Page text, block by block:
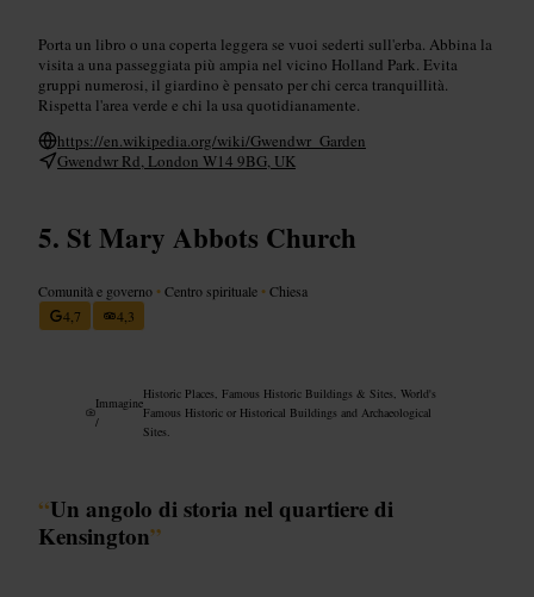
Porta un libro o una coperta leggera se vuoi sederti sull'erba. Abbina la
visita a una passeggiata più ampia nel vicino Holland Park. Evita
gruppi numerosi, il giardino è pensato per chi cerca tranquillità.
Rispetta l'area verde e chi la usa quotidianamente.
https://en.wikipedia.org/wiki/Gwendwr_Garden
Gwendwr Rd, London W14 9BG, UK
St Mary Abbots Church
Comunità e governo •Centro spirituale •Chiesa
4,7
4,3
Immagine
/
Historic Places, Famous Historic Buildings & Sites, World's
Famous Historic or Historical Buildings and Archaeological
Sites.
“Un angolo di storia nel quartiere di
Kensington”